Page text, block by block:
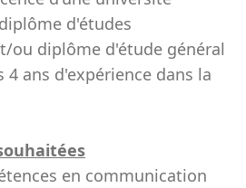
d'études
ou diplôme d'étude général
4 ans d'expérience dans la
en communication